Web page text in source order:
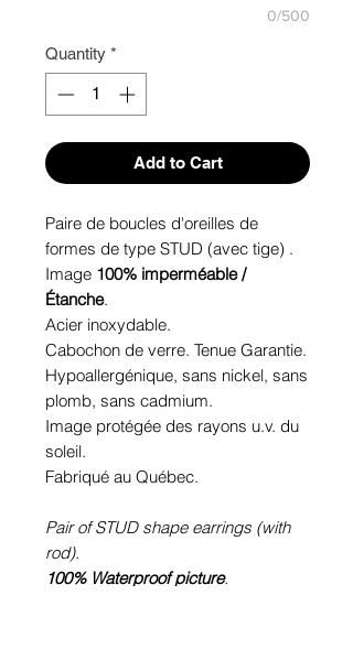
0/500
Quantity *
Add to Cart
Paire de boucles d'oreilles de
formes de type STUD (avec tige) .
Image 100% imperméable /
Étanche.
Acier inoxydable.
Cabochon de verre. Tenue Garantie.
Hypoallergénique, sans nickel, sans
plomb, sans cadmium.
Image protégée des rayons u.v. du
soleil.
Fabriqué au Québec.
Pair of STUD shape earrings (with
rod).
100% Waterproof picture.